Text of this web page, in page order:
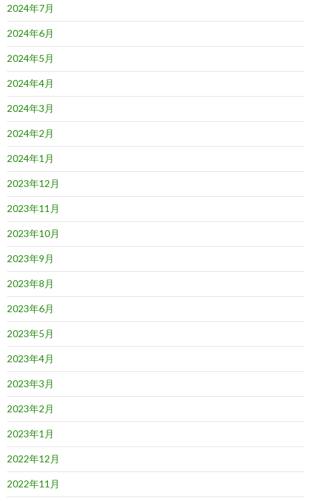
2024年7月
2024年6月
2024年5月
2024年4月
2024年3月
2024年2月
2024年1月
2023年12月
2023年11月
2023年10月
2023年9月
2023年8月
2023年6月
2023年5月
2023年4月
2023年3月
2023年2月
2023年1月
2022年12月
2022年11月